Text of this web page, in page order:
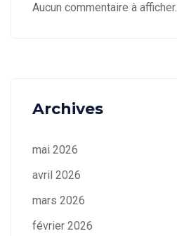
Aucun commentaire à afficher.
Archives
mai 2026
avril 2026
mars 2026
février 2026